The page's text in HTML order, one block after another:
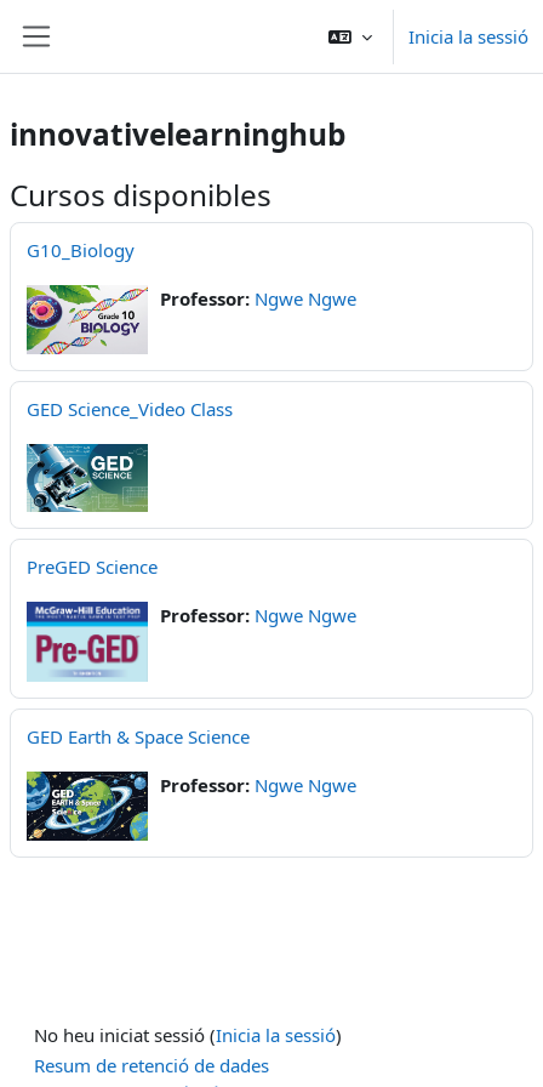
Inicia la sessió
innovativelearninghub
Cursos disponibles
G10_Biology
Professor: Ngwe Ngwe
GED Science_Video Class
PreGED Science
Professor: Ngwe Ngwe
GED Earth & Space Science
Professor: Ngwe Ngwe
No heu iniciat sessió (Inicia la sessió)
Resum de retenció de dades